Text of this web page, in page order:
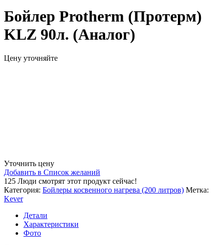
Бойлер Protherm (Протерм)
KLZ 90л. (Аналог)
Цену уточняйте
Уточнить цену
Добавить в Список желаний
125 Люди смотрят этот продукт сейчас!
Категория: Бойлеры косвенного нагрева (200 литров) Метка:
Kever
Детали
Характеристики
Фото